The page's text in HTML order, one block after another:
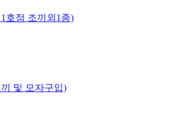
호점 조끼외1종)
및 모자구입)